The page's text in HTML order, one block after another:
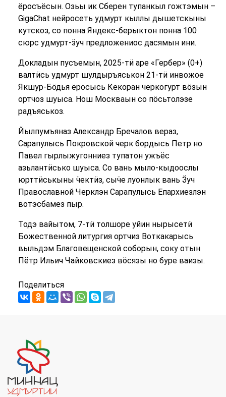
ёросъёсын. Озьы ик Сберен тупанкыл гожтэмын –
GigaChat нейросеть удмурт кыллы дышетскыны
кутскоз, со понна Яндекс-берыктон понна 100
сюрс удмурт-ӟуч предложениос дасямын ини.
Докладын пусъемын, 2025-тӥ аре «Гербер» (0+)
валтӥсь удмурт шулдыръяськон 21-тӥ инвожое
Якшур-Бӧдья ёросысь Кекоран черкогурт вӧзын
ортчоз шуыса. Нош Москваын со пӧсьтолэзе
радъяськоз.
Йылпумъяназ Александр Бречалов вераз,
Сарапулысь Покровской черк бордысь Петр но
Павел гырлыжугонниез тупатон ужъёс
азьлантӥсько шуыса. Со вань мыло-кыдоослы
юрттӥськыны ӵектӥз, сыӵе луонлык вань Ӟуч
Православной Черклэн Сарапулысь Епархиезлэн
вотэсбамез пыр.
Тодэ вайытом, 7-тӥ толшоре уйин нырысетӥ
Божественной литургия ортчиз Воткакарысь
выльдэм Благовещенской соборын, соку отын
Пётр Ильич Чайковскиез вӧсязы но буре ваизы.
Поделиться